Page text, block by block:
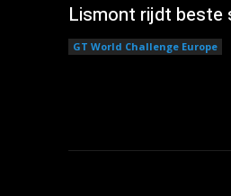
Lismont rijdt beste
GT World Challenge Europe